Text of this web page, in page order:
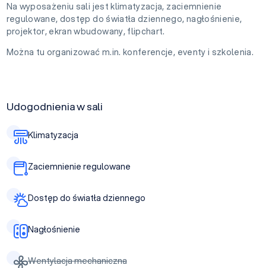
Na wyposażeniu sali jest klimatyzacja, zaciemnienie
regulowane, dostęp do światła dziennego, nagłośnienie,
projektor, ekran wbudowany, flipchart.
Można tu organizować m.in. konferencje, eventy i szkolenia.
Udogodnienia w sali
Klimatyzacja
Zaciemnienie regulowane
Dostęp do światła dziennego
Nagłośnienie
Wentylacja mechaniczna